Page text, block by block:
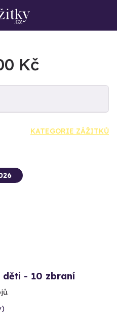
Kč
KATEGORIE ZÁŽITKŮ
- 10 zbraní